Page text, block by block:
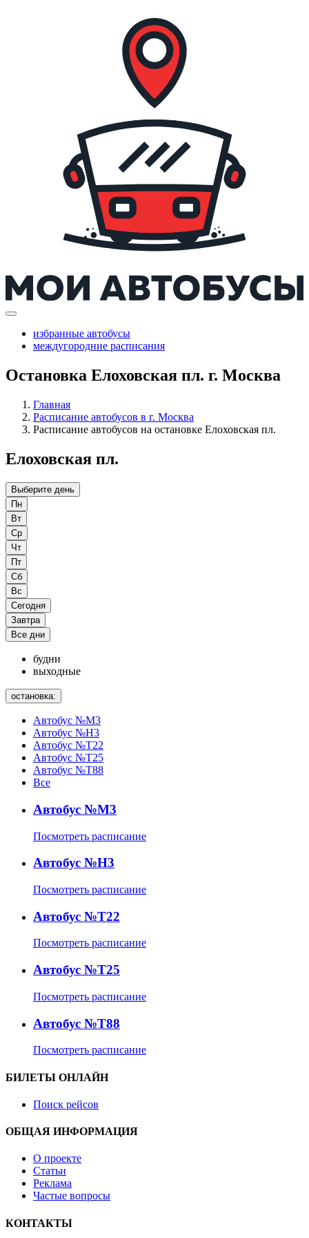
избранные автобусы
междугородние расписания
Остановка Елоховская пл. г. Москва
Главная
Расписание автобусов в г. Москва
Расписание автобусов на остановке Елоховская пл.
Елоховская пл.
Выберите день
Пн
Вт
Ср
Чт
Пт
Сб
Вс
Сегодня
Завтра
Все дни
будни
выходные
остановка:
Автобус №М3
Автобус №Н3
Автобус №Т22
Автобус №Т25
Автобус №Т88
Все
Автобус №М3
Посмотреть расписание
Автобус №Н3
Посмотреть расписание
Автобус №Т22
Посмотреть расписание
Автобус №Т25
Посмотреть расписание
Автобус №Т88
Посмотреть расписание
БИЛЕТЫ ОНЛАЙН
Поиск рейсов
ОБЩАЯ ИНФОРМАЦИЯ
О проекте
Статьи
Реклама
Частые вопросы
КОНТАКТЫ